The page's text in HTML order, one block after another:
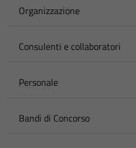
Organizzazione
Consulenti e collaboratori
Personale
Bandi di Concorso